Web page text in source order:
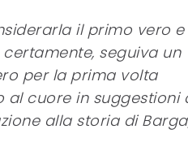
il primo vero e
seguiva un
per la prima volta
cuore in suggestioni
alla storia di